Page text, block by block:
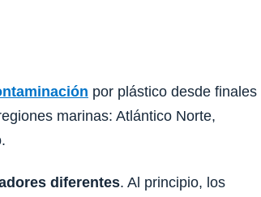
por plástico desde finales
marinas: Atlántico Norte,
diferentes. Al principio, los